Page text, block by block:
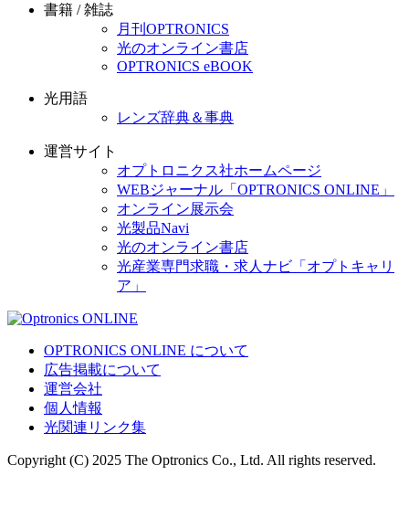
書籍 / 雑誌
月刊OPTRONICS
光のオンライン書店
OPTRONICS eBOOK
光用語
レンズ辞典＆事典
運営サイト
オプトロニクス社ホームページ
WEBジャーナル「OPTRONICS ONLINE」
オンライン展示会
光製品Navi
光のオンライン書店
光産業専門求職・求人ナビ「オプトキャリ
ア」
OPTRONICS ONLINE について
広告掲載について
運営会社
個人情報
光関連リンク集
Copyright (C) 2025 The Optronics Co., Ltd. All rights reserved.